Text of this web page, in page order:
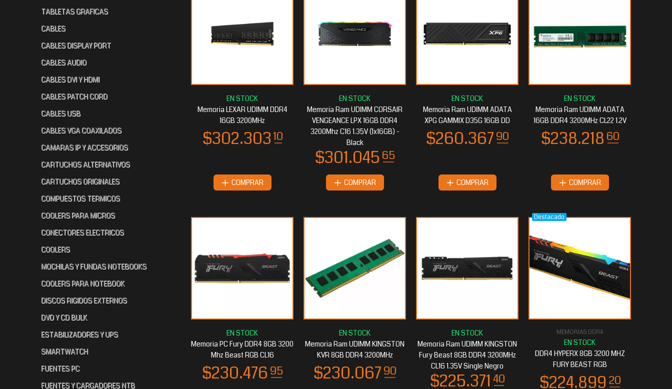
TABLETAS GRAFICAS
CABLES
CABLES DISPLAY PORT
CABLES AUDIO
CABLES DVI Y HDMI
CABLES PATCH CORD
CABLES USB
CABLES VGA COAXILADOS
CAMARAS IP Y ACCESORIOS
CARTUCHOS ALTERNATIVOS
CARTUCHOS ORIGINALES
COMPUESTOS TERMICOS
COOLERS PARA MICROS
CONECTORES ELECTRICOS
COOLERS
MOCHILAS Y FUNDAS NOTEBOOKS
COOLERS PARA NOTEBOOK
DISCOS RIGIDOS EXTERNOS
DVD Y CD BULK
ESTABILIZADORES Y UPS
SMARTWATCH
FUENTES PC
FUENTES Y CARGADORES NTB
Memoria LEXAR UDIMM DDR4
16GB 3200MHz
COMPRAR
Memoria Ram UDIMM CORSAIR
VENGEANCE LPX 16GB DDR4
3200Mhz C16 1.35V (1x16GB) -
Black
COMPRAR
Memoria Ram UDIMM ADATA
XPG GAMMIX D35G 16GB DD
COMPRAR
Memoria Ram UDIMM ADATA
16GB DDR4 3200MHz CL22 1.2V
COMPRAR
Memoria PC Fury DDR4 8GB 3200
Mhz Beast RGB CL16
Memoria Ram UDIMM KINGSTON
KVR 8GB DDR4 3200MHz
Memoria Ram UDIMM KINGSTON
Fury Beast 8GB DDR4 3200MHz
CL16 1.35V Single Negro
Destacado
MEMORIAS DDR4
DDR4 HYPERX 8GB 3200 MHZ
FURY BEAST RGB